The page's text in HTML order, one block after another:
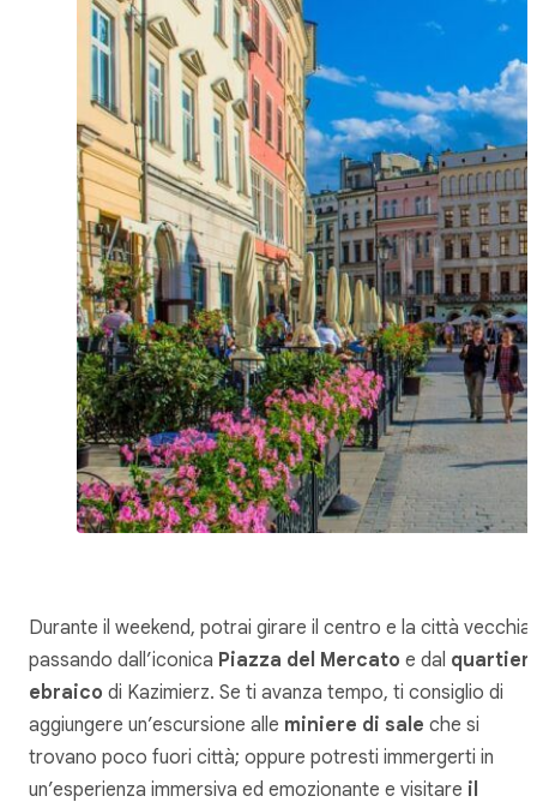
Durante il weekend, potrai girare il centro e la città vecchia,
passando dall’iconica Piazza del Mercato e dal
ebraico di Kazimierz. Se ti avanza tempo, ti consiglio di
aggiungere un’escursione alle miniere di sale che si
trovano poco fuori città; oppure potresti immergerti in
un’esperienza immersiva ed emozionante e visitare il